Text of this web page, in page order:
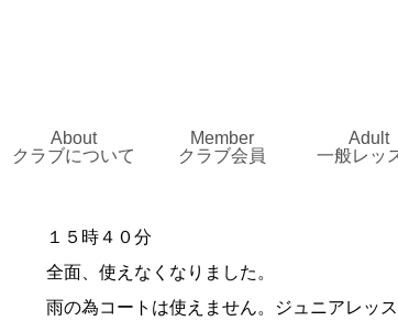
About
クラブについて
Member
クラブ会員
Adult
一般レッ
１５時４０分
全面、使えなくなりました。
雨の為コートは使えません。ジュニアレッ